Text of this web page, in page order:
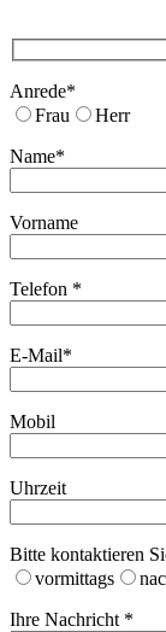
Anrede*
Frau
Herr
Name*
Vorname
Telefon *
E-Mail*
Mobil
Uhrzeit
Bitte kontaktieren
vormittags
Ihre Nachricht *